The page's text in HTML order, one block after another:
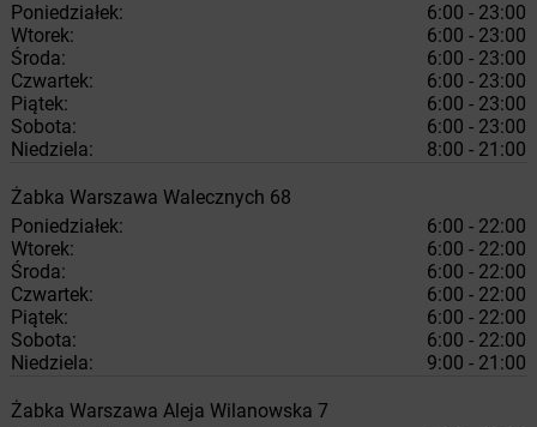
Poniedziałek:
6:00 - 23:00
Wtorek:
6:00 - 23:00
Środa:
6:00 - 23:00
Czwartek:
6:00 - 23:00
Piątek:
6:00 - 23:00
Sobota:
6:00 - 23:00
Niedziela:
8:00 - 21:00
Żabka Warszawa Walecznych 68
Poniedziałek:
6:00 - 22:00
Wtorek:
6:00 - 22:00
Środa:
6:00 - 22:00
Czwartek:
6:00 - 22:00
Piątek:
6:00 - 22:00
Sobota:
6:00 - 22:00
Niedziela:
9:00 - 21:00
Żabka Warszawa Aleja Wilanowska 7